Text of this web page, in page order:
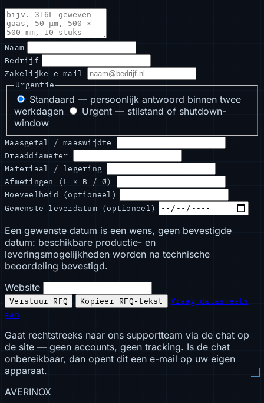
Naam
Bedrijf
Zakelijke e-mail
Urgentie
Standaard — persoonlijk antwoord binnen twee
werkdagen
Urgent — stilstand of shutdown-
window
Maasgetal / maaswijdte
Draaddiameter
Materiaal / legering
Afmetingen (L × B / Ø)
Hoeveelheid (optioneel)
Gewenste leverdatum (optioneel)
Een gewenste datum is een wens, geen bevestigde
datum: beschikbare productie- en
leveringsmogelijkheden worden na technische
beoordeling bevestigd.
Website
Verstuur RFQ Kopieer RFQ-tekst
Vraag datasheets
aan
Gaat rechtstreeks naar ons supportteam via de chat op
de site — geen accounts, geen tracking. Is de chat
onbereikbaar, dan opent dit een e-mail op uw eigen
apparaat.
AVERINOX